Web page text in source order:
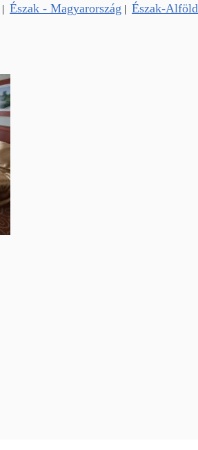
| Észak - Magyarország | Észak-Alföld